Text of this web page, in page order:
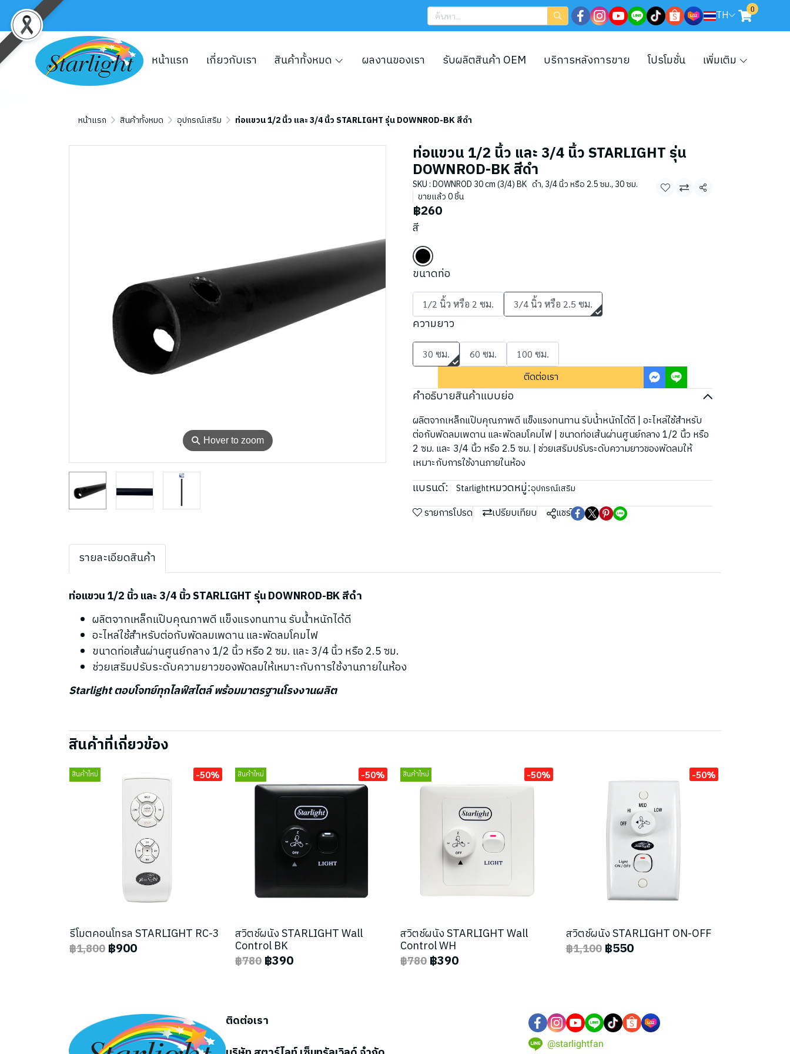
TH 0
หน้าแรก เกี่ยวกับเรา สินค้าทั้งหมด ผลงานของเรา รับผลิตสินค้า OEM บริการหลังการขาย โปรโมชั่น เพิ่มเติม
หน้าแรก สินค้าทั้งหมด อุปกรณ์เสริม ท่อแขวน 1/2 นิ้ว และ 3/4 นิ้ว STARLIGHT รุ่น DOWNROD-BK สีดำ
⚲ Hover to zoom
ท่อแขวน 1/2 นิ้ว และ 3/4 นิ้ว STARLIGHT รุ่น
DOWNROD-BK สีดำ
SKU : DOWNROD 30 cm (3/4) BK ดำ, 3/4 นิ้ว หรือ 2.5 ซม., 30 ซม.
ขายแล้ว 0 ชิ้น
แชร์
฿260
สี
ขนาดท่อ
1/2 นิ้ว หรือ 2 ซม. 3/4 นิ้ว หรือ 2.5 ซม.
ความยาว
30 ซม. 60 ซม. 100 ซม.
ติดต่อเรา
คำอธิบายสินค้าแบบย่อ
ผลิตจากเหล็กแป๊บคุณภาพดี แข็งแรงทนทาน รับน้ำหนักได้ดี | อะไหล่ใช้สำหรับ
ต่อกับพัดลมเพดาน และพัดลมโคมไฟ | ขนาดท่อเส้นผ่านศูนย์กลาง 1/2 นิ้ว หรือ
2 ซม. และ 3/4 นิ้ว หรือ 2.5 ซม. | ช่วยเสริมปรับระดับความยาวของพัดลมให้
เหมาะกับการใช้งานภายในห้อง
แบรนด์: Starlightหมวดหมู่:อุปกรณ์เสริม
รายการโปรด เปรียบเทียบ แชร์
รายละเอียดสินค้า
ท่อแขวน 1/2 นิ้ว และ 3/4 นิ้ว STARLIGHT รุ่น DOWNROD-BK สีดำ
ผลิตจากเหล็กแป๊บคุณภาพดี แข็งแรงทนทาน รับน้ำหนักได้ดี
อะไหล่ใช้สำหรับต่อกับพัดลมเพดาน และพัดลมโคมไฟ
ขนาดท่อเส้นผ่านศูนย์กลาง 1/2 นิ้ว หรือ 2 ซม. และ 3/4 นิ้ว หรือ 2.5 ซม.
ช่วยเสริมปรับระดับความยาวของพัดลมให้เหมาะกับการใช้งานภายในห้อง
Starlight ตอบโจทย์ทุกไลฟ์สไตล์ พร้อมมาตรฐานโรงงานผลิต
สินค้าที่เกี่ยวข้อง
สินค้าใหม่ -50%
รีโมตคอนโทรล STARLIGHT RC-3
฿1,800 ฿900
สินค้าใหม่ -50%
สวิตช์ผนัง STARLIGHT Wall
Control BK
฿780 ฿390
สินค้าใหม่ -50%
สวิตช์ผนัง STARLIGHT Wall
Control WH
฿780 ฿390
-50%
สวิตช์ผนัง STARLIGHT ON-OFF
฿1,100 ฿550
ติดต่อเรา
@starlightfan